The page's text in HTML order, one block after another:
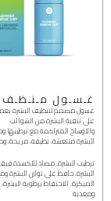
غـسـول مـنـظـف
غسول مصمم لتنظيف البشرة
على تنقية البشرة من الشوائب
والأوساخ المتراكمة مع ترطيبها
البشرة منتعشة، نظيفة، مريحة،
ترطيب البشرة. مضاد للأكسدة
البشرة. حافظ على توازن البشرة
المبكرة. الاحتفاظ برطوبة البشرة،
ومغذية